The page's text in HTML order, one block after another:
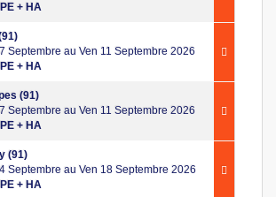
+ HA
Septembre au Ven 11 Septembre 2026
+ HA
(91)
Septembre au Ven 11 Septembre 2026
+ HA
(91)
Septembre au Ven 18 Septembre 2026
+ HA